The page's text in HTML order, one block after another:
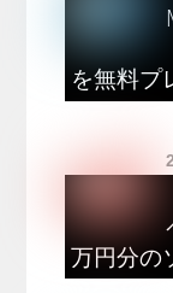
を無料プ
万円分の